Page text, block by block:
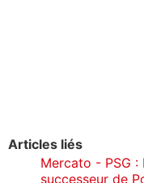
Articles liés
Mercato - PSG
successeur de